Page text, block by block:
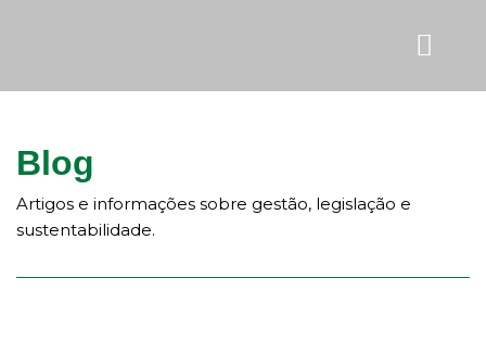
Blog
Artigos e informações sobre gestão, legislação e
sustentabilidade.